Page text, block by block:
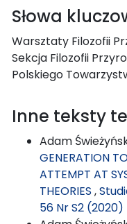
Słowa
Warsztaty Filozofii
Sekcja Filozofii
Polskiego
Inne teksty
Adam
GENERATION
ATTEMPT AT
THEORIES ,
56 Nr S2 (2020)